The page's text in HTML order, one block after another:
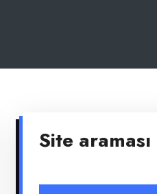
Site araması